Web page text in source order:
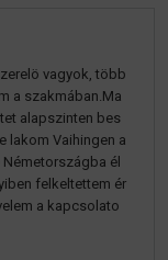
vagyok, több
a szakmában.Ma
alapszinten bes
lakom Vaihingen a
Németországba él
felkeltettem ér
a kapcsolato